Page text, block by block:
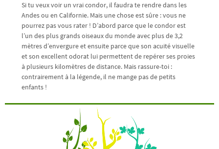
Si tu veux voir un vrai condor, il faudra te rendre dans les
Andes ou en Californie. Mais une chose est sûre : vous ne
pourrez pas vous rater ! D’abord parce que le condor est
l’un des plus grands oiseaux du monde avec plus de 3,2
mètres d’envergure et ensuite parce que son acuité visuelle
et son excellent odorat lui permettent de repérer ses proies
à plusieurs kilomètres de distance. Mais rassure-toi :
contrairement à la légende, il ne mange pas de petits
enfants !